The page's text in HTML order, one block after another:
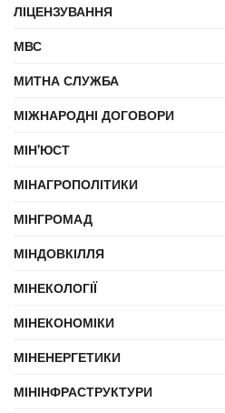
ЛІЦЕНЗУВАННЯ
МВС
МИТНА СЛУЖБА
МІЖНАРОДНІ ДОГОВОРИ
МІН'ЮСТ
МІНАГРОПОЛІТИКИ
МІНГРОМАД
МІНДОВКІЛЛЯ
МІНЕКОЛОГІЇ
МІНЕКОНОМІКИ
МІНЕНЕРГЕТИКИ
МІНІНФРАСТРУКТУРИ